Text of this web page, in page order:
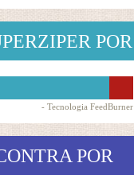
POR
- Tecnologia FeedBurner
POR